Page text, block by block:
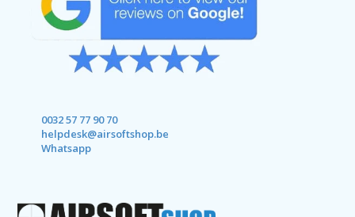
0032 57 77 90 70
helpdesk@airsoftshop.be
Whatsapp